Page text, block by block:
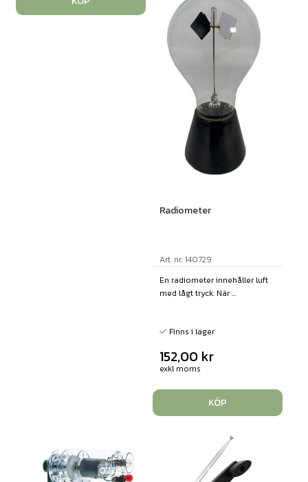
Radiometer
Art. nr: 140729
En radiometer innehåller luft
med lågt tryck. När ...
Finns i lager
152,00 kr
exkl moms
KÖP